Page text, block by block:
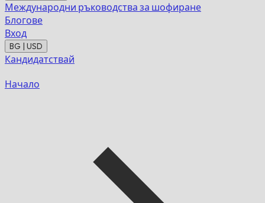
Международни ръководства за шофиране
Блогове
Вход
BG | USD
Кандидатствай
Начало